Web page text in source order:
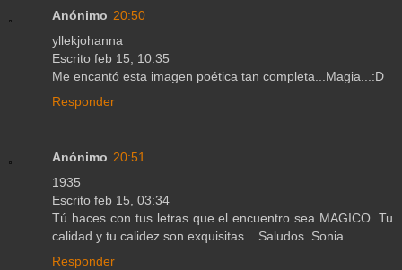
Anónimo 20:50
yllekjohanna
Escrito feb 15, 10:35
Me encantó esta imagen poética tan completa...Magia...:D
Responder
Anónimo 20:51
1935
Escrito feb 15, 03:34
Tú haces con tus letras que el encuentro sea MAGICO. Tu
calidad y tu calidez son exquisitas... Saludos. Sonia
Responder